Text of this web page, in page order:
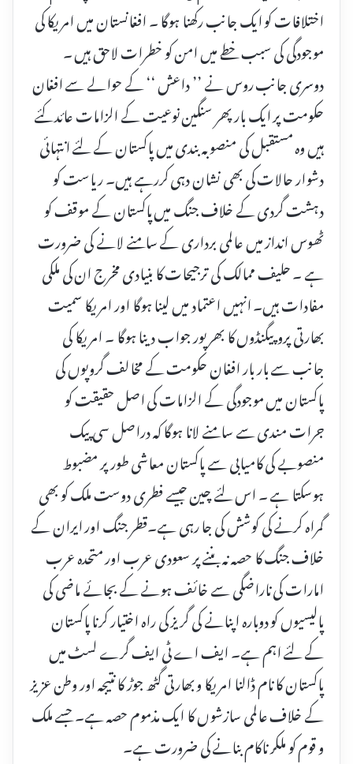
اختلافات کو ایک جانب رکھنا ہوگا ۔ افغانستان میں امریکا کی
موجودگی کی سبب خطے میں امن کو خطرات لاحق ہیں ۔
دوسری جانب روس نے ’’ داعش ‘‘ کے حوالے سے افغان
حکومت پر ایک بار پھر سنگین نوعیت کے الزامات عائد کئے
ہیں وہ مستقبل کی منصوبہ بندی میں پاکستان کے لئے انتہائی
دشوار حالات کی بھی نشان دہی کررہے ہیں۔ ریاست کو
دہشت گردی کے خلاف جنگ میں پاکستان کے موقف کو
ٹھوس انداز میں عالمی برداری کے سامنے لانے کی ضرورت
ہے ۔ حلیف ممالک کی ترجیحات کا بنیادی مخرج ان کی ملکی
مفادات ہیں۔ انہیں اعتماد میں لینا ہوگا اور امریکا سمیت
بھارتی پروپیگنڈوں کا بھرپور جواب دینا ہوگا ۔ امریکا کی
جانب سے بار بار افغان حکومت کے مخالف گروپوں کی
پاکستان میں موجودگی کے الزامات کی اصل حقیقت کو
جرات مندی سے سامنے لانا ہوگا کہ دراصل سی پیک
منصوبے کی کامیابی سے پاکستان معاشی طور پر مضبوط
ہوسکتا ہے ۔ اس لئے چین جیسے فطری دوست ملک کو بھی
گمراہ کرنے کی کوشش کی جا رہی ہے۔قطر جنگ اور ایران کے
خلاف جنگ کا حصہ نہ بننے پر سعودی عرب اور متحدہ عرب
امارات کی ناراضگی سے خائف ہونے کے بجائے ماضی کی
پالیسیوں کو دوبارہ اپنانے کی گریز کی راہ اختیار کرنا پاکستان
کے لئے اہم ہے۔ ایف اے ٹی ایف گرے لسٹ میں
پاکستان کا نام ڈالنا امریکا و بھارتی گٹھ جوڑ کا نتیجہ اور وطن عزیز
کے خلاف عالمی سازشوں کا ایک مذموم حصہ ہے۔ جسے ملک
و قوم کو ملکر ناکام بنانے کی ضرورت ہے۔